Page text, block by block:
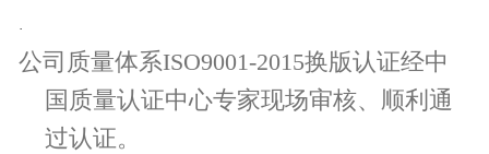
·
公司 质量体系ISO9001-2015换版认证经中
国质量认证中心专家现场审核、顺利通
过认证。